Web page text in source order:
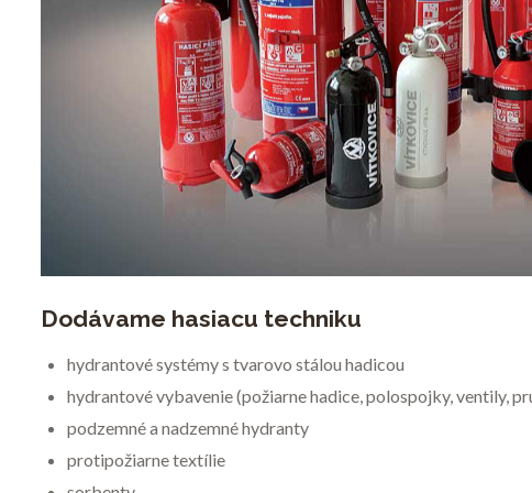
Dodávame hasiacu techniku
hydrantové systémy s tvarovo stálou hadicou
hydrantové vybavenie (požiarne hadice, polospojky, ventily,
podzemné a nadzemné hydranty
protipožiarne textílie